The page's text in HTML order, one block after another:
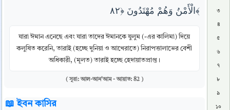
الْأَمْنُ وَهُمْ مُهْتَدُونَ ﴿٨٢﴾
যারা ঈমান এনেছে এবং যারা তাদের ঈমানকে যুলুম (-এর কালিমা) দিয়ে
কলুষিত করেনি, তারাই (হচ্ছে দুনিয়া ও আখেরাতে) নিরাপত্তালাভের বেশী
অধিকারী, (মূলত) তারাই হচ্ছে হেদায়াতপ্রাপ্ত।
( সূরা: আল-আন'আম - আয়াত: 82 )
📖 ইবন কাসির
৩
৪
৫
৬
৭
৮
৯
১০